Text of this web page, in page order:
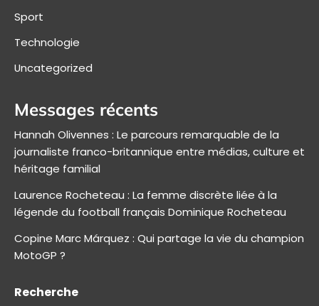
Sport
Technologie
Uncategorized
Messages récents
Hannah Olivennes : Le parcours remarquable de la
journaliste franco-britannique entre médias, culture et
héritage familial
Laurence Rocheteau : La femme discrète liée à la
légende du football français Dominique Rocheteau
Copine Marc Márquez : Qui partage la vie du champion
MotoGP ?
Recherche